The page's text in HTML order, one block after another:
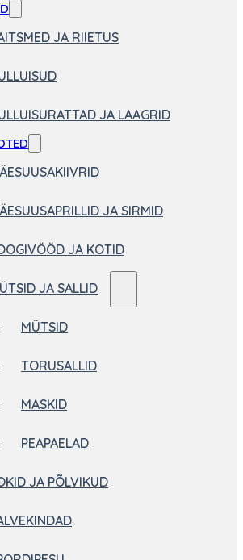
JA RIIETUS
JA LAAGRID
JA SIRMID
JA KOTID
JA SALLID
MÜTSID
TORUSALLID
MASKID
PEAPAELAD
JA PÕLVIKUD